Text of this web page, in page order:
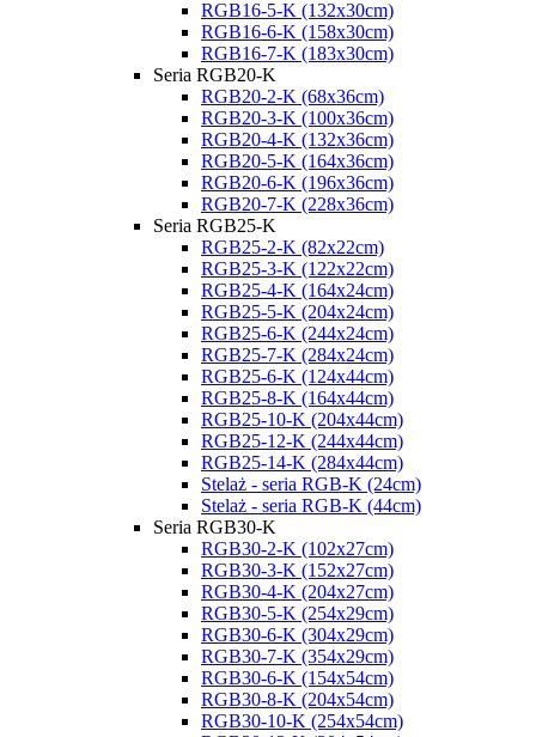
RGB16-5-K (132x30cm)
RGB16-6-K (158x30cm)
RGB16-7-K (183x30cm)
Seria RGB20-K
RGB20-2-K (68x36cm)
RGB20-3-K (100x36cm)
RGB20-4-K (132x36cm)
RGB20-5-K (164x36cm)
RGB20-6-K (196x36cm)
RGB20-7-K (228x36cm)
Seria RGB25-K
RGB25-2-K (82x22cm)
RGB25-3-K (122x22cm)
RGB25-4-K (164x24cm)
RGB25-5-K (204x24cm)
RGB25-6-K (244x24cm)
RGB25-7-K (284x24cm)
RGB25-6-K (124x44cm)
RGB25-8-K (164x44cm)
RGB25-10-K (204x44cm)
RGB25-12-K (244x44cm)
RGB25-14-K (284x44cm)
Stelaż - seria RGB-K (24cm)
Stelaż - seria RGB-K (44cm)
Seria RGB30-K
RGB30-2-K (102x27cm)
RGB30-3-K (152x27cm)
RGB30-4-K (204x27cm)
RGB30-5-K (254x29cm)
RGB30-6-K (304x29cm)
RGB30-7-K (354x29cm)
RGB30-6-K (154x54cm)
RGB30-8-K (204x54cm)
RGB30-10-K (254x54cm)